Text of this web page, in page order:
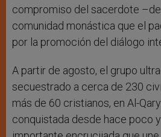
compromiso del sacerdote
comunidad monástica que el
por la promoción del diálogo
A partir de agosto, el grupo
secuestrado a cerca de 230
más de 60 cristianos, en Al-
conquistada desde hace poco